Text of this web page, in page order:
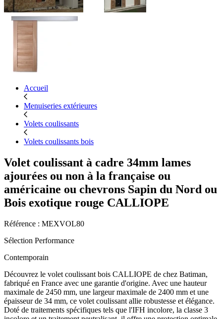
Accueil
Menuiseries extérieures
Volets coulissants
Volets coulissants bois
Volet coulissant à cadre 34mm lames
ajourées ou non à la française ou
américaine ou chevrons Sapin du Nord ou
Bois exotique rouge CALLIOPE
Référence : MEXVOL80
Sélection Performance
Contemporain
Découvrez le volet coulissant bois CALLIOPE de chez Batiman,
fabriqué en France avec une garantie d'origine. Avec une hauteur
maximale de 2450 mm, une largeur maximale de 2400 mm et une
épaisseur de 34 mm, ce volet coulissant allie robustesse et élégance.
Doté de traitements spécifiques tels que l'IFH incolore, la classe 3